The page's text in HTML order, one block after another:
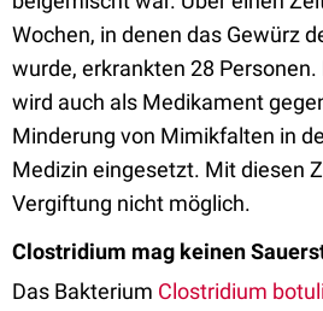
Wochen, in denen das Gewürz
wurde, erkrankten 28
wird auch als Medikament
Minderung von Mimikfalten in
Medizin eingesetzt. Mit diesen
Vergiftung nicht möglich.
Clostridium mag keinen
Das Bakterium Clostridium